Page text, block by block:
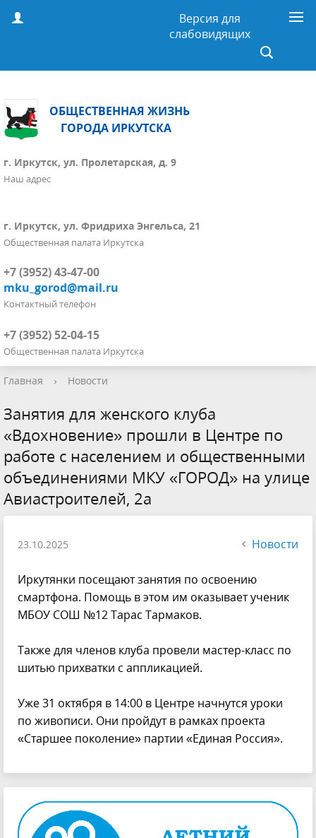
Версия для
слабовидящих
ОБЩЕСТВЕННАЯ ЖИЗНЬ
ГОРОДА ИРКУТСКА
г. Иркутск, ул. Пролетарская, д. 9
Наш адрес
г. Иркутск, ул. Фридриха Энгельса, 21
Общественная палата Иркутска
+7 (3952) 43-47-00
mku_gorod@mail.ru
Контактный телефон
+7 (3952) 52-04-15
Общественная палата Иркутска
Главная › Новости
Занятия для женского клуба
«Вдохновение» прошли в Центре по
работе с населением и общественными
объединениями МКУ «ГОРОД» на улице
Авиастроителей, 2а
23.10.2025 Новости
Иркутянки посещают занятия по освоению
смартфона. Помощь в этом им оказывает ученик
МБОУ СОШ №12 Тарас Тармаков.
Также для членов клуба провели мастер-класс по
шитью прихватки с аппликацией.
Уже 31 октября в 14:00 в Центре начнутся уроки
по живописи. Они пройдут в рамках проекта
«Старшее поколение» партии «Единая Россия».